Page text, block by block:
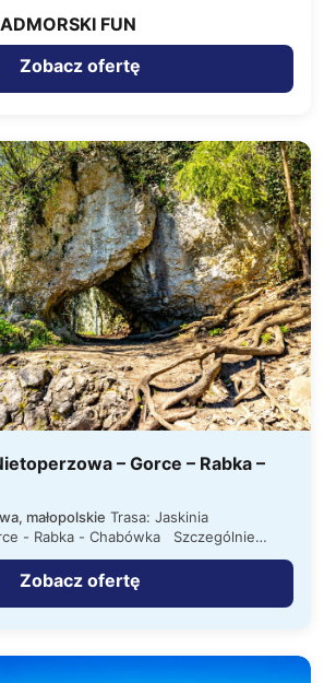
FUN
Zobacz ofertę
– Gorce – Rabka –
małopolskie
- Rabka - Chabówka Szczególnie
w Porębie…
Zobacz ofertę